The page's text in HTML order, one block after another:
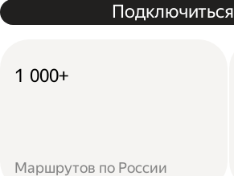
Подключиться
1 000+
Маршрутов по России